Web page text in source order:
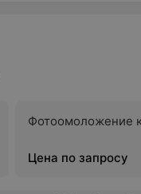
Фотоомоложение
Цена по запросу